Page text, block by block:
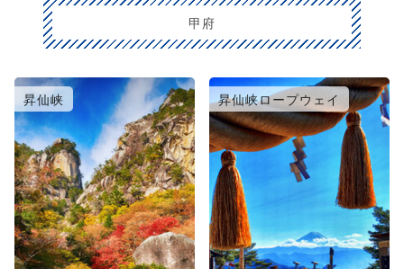
甲府
昇仙峡 昇仙峡ロープウェイ